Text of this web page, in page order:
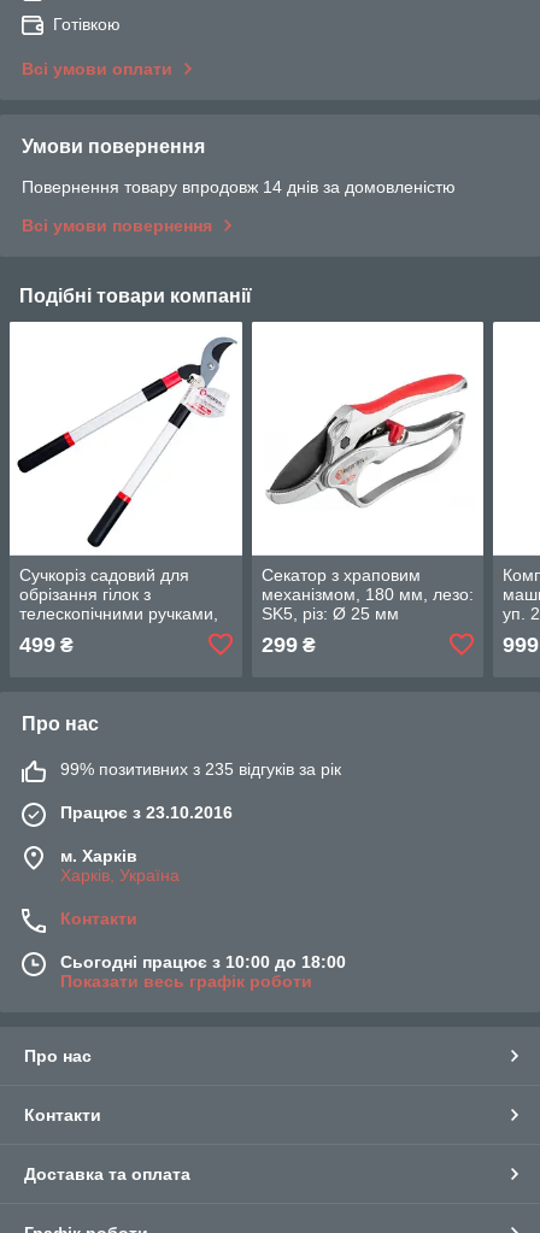
Готівкою
Всі умови оплати
Умови повернення
Повернення товару впродовж 14 днів за домовленістю
Всі умови повернення
Подібні товари компанії
Сучкоріз садовий для
обрізання гілок з
телескопічними ручками,
650 - 980 мм INTERTOOL
FT-1115
499 ₴
Секатор з храповим
механізмом, 180 мм, лезо:
SK5, різ: Ø 25 мм
299₴
уп.
999
Про нас
99% позитивних з 235 відгуків за рік
Працює з 23.10.2016
м. Харків
Харків, Україна
Контакти
Сьогодні працює з 10:00 до 18:00
Показати весь графік роботи
Про нас
Контакти
Доставка та оплата